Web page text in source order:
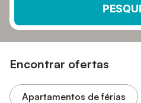
Encontrar ofertas
Apartamentos de férias